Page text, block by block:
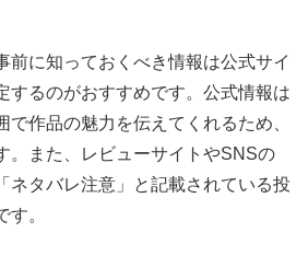
前に知っておくべき情報は公式サイ
するのがおすすめです。公式情報は
で作品の魅力を伝えてくれるため、
。また、レビューサイトやSNSの
ネタバレ注意」と記載されている投
。